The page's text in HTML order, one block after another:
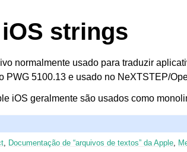
strings
normalmente usado para traduzir
PWG 5100.13 e usado no NeXTSTEP/
iOS geralmente são usados como
Documentação de “arquivos de textos” da Apple